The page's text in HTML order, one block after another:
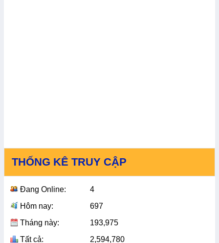
THỐNG KÊ TRUY CẬP
Đang Online:
4
Hôm nay:
697
Tháng này:
193,975
Tất cả:
2,594,780